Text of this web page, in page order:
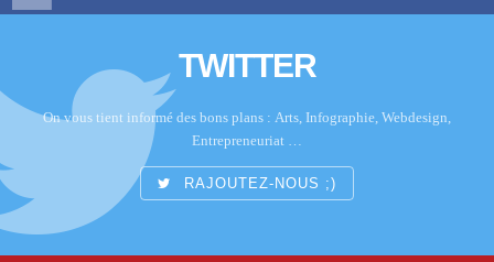
TWITTER
On vous tient informé des bons plans : Arts, Infographie, Webdesign,
Entrepreneuriat …
RAJOUTEZ-NOUS ;)